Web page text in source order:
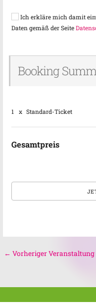
Ich erkläre mich damit
Daten gemäß der Seite
Booking
1 x Standard-Ticket
Gesamtpreis
← Vorheriger Veranstaltung